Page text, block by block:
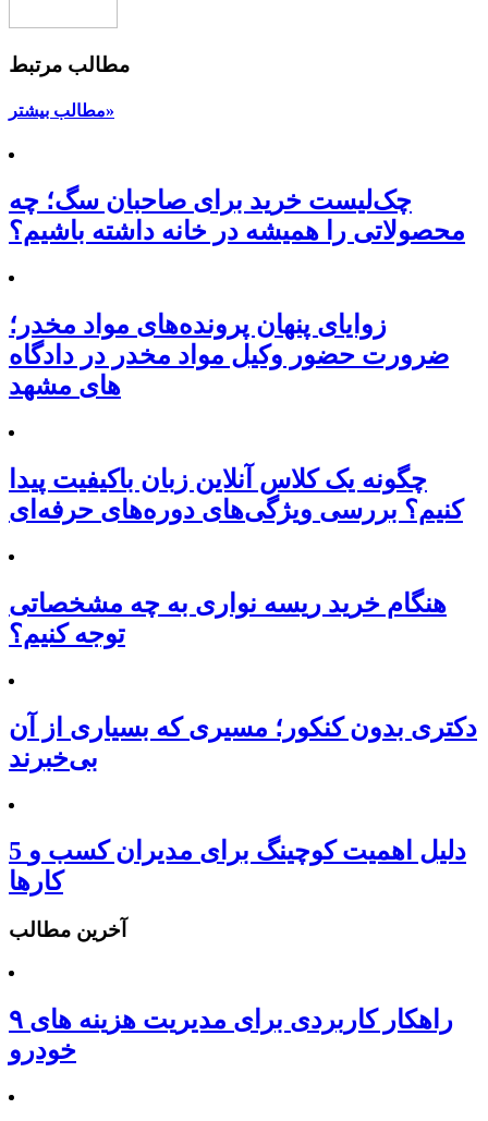
مطالب مرتبط
مطالب بیشتر»
چک‌لیست خرید برای صاحبان سگ؛ چه
محصولاتی را همیشه در خانه داشته باشیم؟
زوایای پنهان پرونده‌های مواد مخدر؛
ضرورت حضور وکیل مواد مخدر در دادگاه
های مشهد
چگونه یک کلاس آنلاین زبان باکیفیت پیدا
کنیم؟ بررسی ویژگی‌های دوره‌های حرفه‌ای
هنگام خرید ریسه نواری به چه مشخصاتی
توجه کنیم؟
دکتری بدون کنکور؛ مسیری که بسیاری از آن
بی‌خبرند
5 دلیل اهمیت کوچینگ برای مدیران کسب و
کارها
آخرین مطالب
۹ راهکار کاربردی برای مدیریت هزینه های
خودرو